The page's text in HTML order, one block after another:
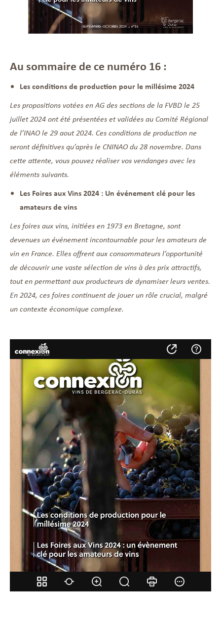
Au sommaire de ce numéro 16 :
Les conditions de production pour le millésime 2024
Les propositions votées en AG des sections de la FVBD le 25
juillet 2024 ont été présentées et validées au Comité Régional
de l’INAO le 29 aout 2024. Ces conditions de production ne
seront définitives qu’après le CNINAO du 28 novembre. Dans
cette attente, vous pouvez réaliser vos vendanges avec les
éléments suivants.
Les Foires aux Vins 2024 : Un événement clé pour les
amateurs de vins
Les foires aux vins, initiées en 1973 en Bretagne, sont
devenues un événement incontournable pour les amateurs de
vin en France. Elles offrent aux consommateurs l’opportunité
de découvrir une vaste sélection de vins à des prix attractifs,
tout en permettant aux producteurs de dynamiser leurs ventes.
En 2024, ces foires continuent de jouer un rôle crucial, malgré
un contexte économique complexe.